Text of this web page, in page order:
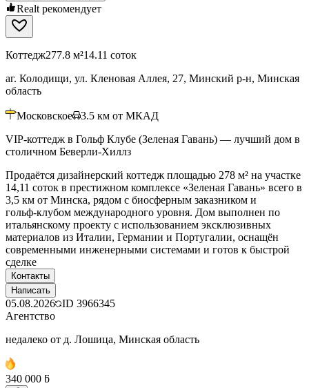
Realt рекомендует
Коттедж277.8 м²14.11 соток
аг. Колодищи, ул. Кленовая Аллея, 27, Минский р-н, Минская
область
Московское 3.5 км от МКАД
VIP-коттедж в Гольф Клубе (Зеленая Гавань) — лучший дом в
столичном Беверли-Хиллз
Продаётся дизайнерский коттедж площадью 278 м² на участке
14,11 соток в престижном комплексе «Зеленая Гавань» всего в
3,5 км от Минска, рядом с биосферным заказником и
гольф‑клубом международного уровня. Дом выполнен по
итальянскому проекту с использованием эксклюзивных
материалов из Италии, Германии и Португалии, оснащён
современными инженерными системами и готов к быстрой
сделке
Контакты
Написать
05.08.2026 ID 3966345
Агентство
недалеко от д. Лошица, Минская область
340 000 ƃ